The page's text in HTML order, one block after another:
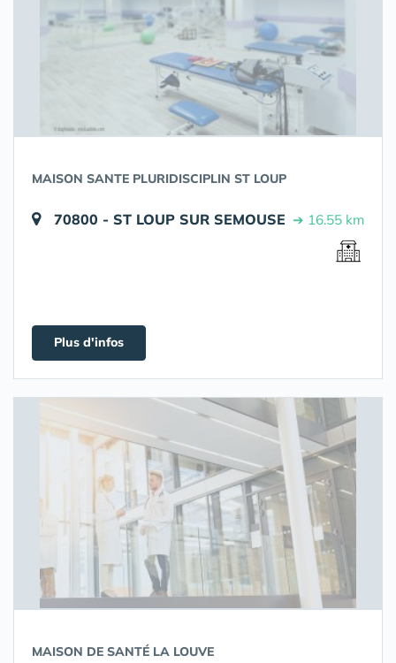
MAISON SANTE PLURIDISCIPLIN ST LOUP
70800 - ST LOUP SUR SEMOUSE ➔ 16.55 km
Plus d'infos
MAISON DE SANTÉ LA LOUVE